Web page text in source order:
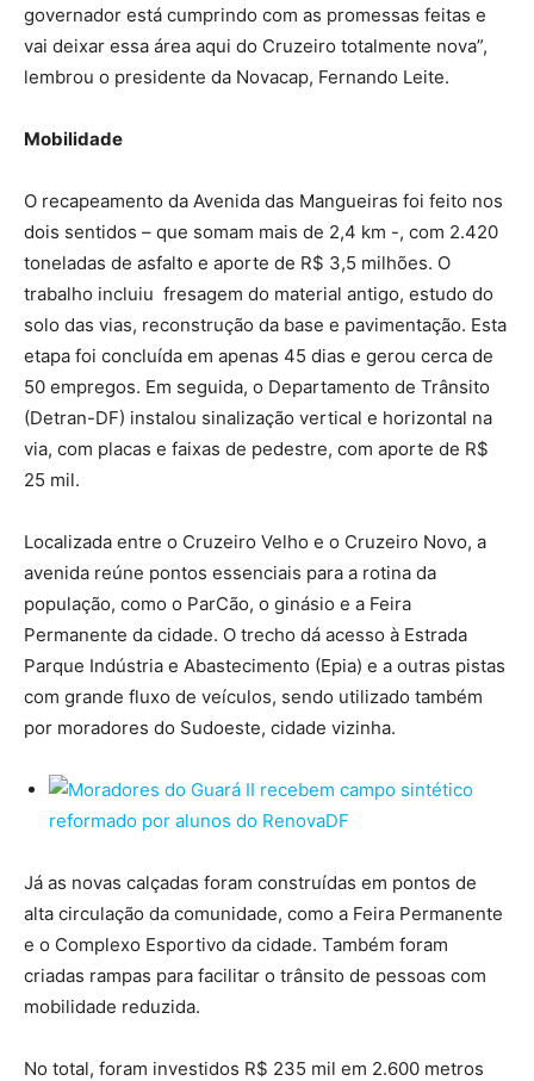
governador está cumprindo com as promessas feitas e
vai deixar essa área aqui do Cruzeiro totalmente nova”,
lembrou o presidente da Novacap, Fernando Leite.
Mobilidade
O recapeamento da Avenida das Mangueiras foi feito nos
dois sentidos – que somam mais de 2,4 km -, com 2.420
toneladas de asfalto e aporte de R$ 3,5 milhões. O
trabalho incluiu fresagem do material antigo, estudo do
solo das vias, reconstrução da base e pavimentação. Esta
etapa foi concluída em apenas 45 dias e gerou cerca de
50 empregos. Em seguida, o Departamento de Trânsito
(Detran-DF) instalou sinalização vertical e horizontal na
via, com placas e faixas de pedestre, com aporte de R$
25 mil.
Localizada entre o Cruzeiro Velho e o Cruzeiro Novo, a
avenida reúne pontos essenciais para a rotina da
população, como o ParCão, o ginásio e a Feira
Permanente da cidade. O trecho dá acesso à Estrada
Parque Indústria e Abastecimento (Epia) e a outras pistas
com grande fluxo de veículos, sendo utilizado também
por moradores do Sudoeste, cidade vizinha.
Já as novas calçadas foram construídas em pontos de
alta circulação da comunidade, como a Feira Permanente
e o Complexo Esportivo da cidade. Também foram
criadas rampas para facilitar o trânsito de pessoas com
mobilidade reduzida.
No total, foram investidos R$ 235 mil em 2.600 metros